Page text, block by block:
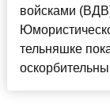
войсками
тельняшке